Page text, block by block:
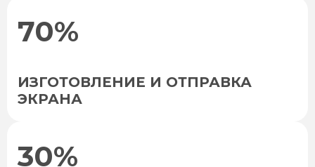
70%
ИЗГОТОВЛЕНИЕ И ОТПРАВКА
ЭКРАНА
30%